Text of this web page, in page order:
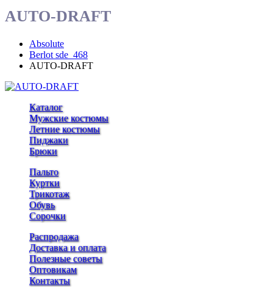
AUTO-DRAFT
Absolute
Berlot sde_468
AUTO-DRAFT
Каталог
Мужские костюмы
Летние костюмы
Пиджаки
Брюки
Пальто
Куртки
Трикотаж
Обувь
Сорочки
Распродажа
Доставка и оплата
Полезные советы
Оптовикам
Контакты